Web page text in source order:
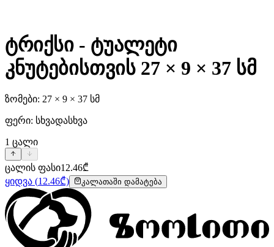
ტრიქსი - ტუალეტი
კნუტებისთვის 27 × 9 × 37 სმ
ზომები: 27 × 9 × 37 სმ
ფერი: სხვადასხვა
1 ცალი
ცალის ფასი12.46₾
ყიდვა (12.46₾) კალათაში დამატება